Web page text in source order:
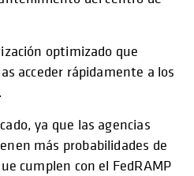
optimizado que
acceder rápidamente a los
ya que las agencias
más probabilidades de
cumplen con el FedRAMP